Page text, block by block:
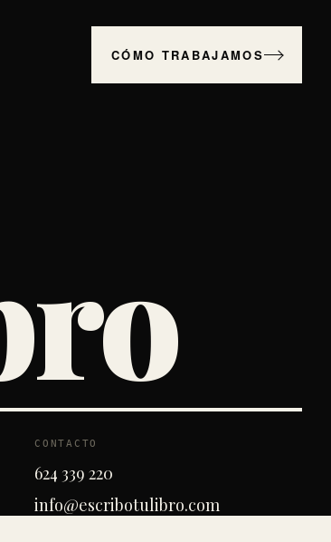
CÓMO TRABAJAMOS
CONTACTO
624 339 220
info@escribotulibro.com